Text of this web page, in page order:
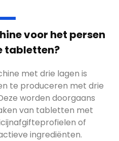
voor het persen
tabletten?
met drie lagen is
te produceren met drie
worden doorgaans
van tabletten met
of
ingrediënten.